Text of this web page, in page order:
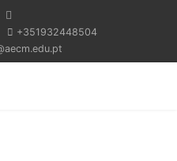
+351932448504